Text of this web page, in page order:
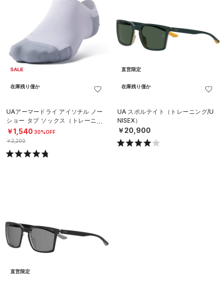
SALE
在庫残り僅か
UAアーマードライ アイソチル ノー
ショー タブ ソックス（トレーニン
グ/UNISEX）
￥1,540 30%OFF
￥2,200
直営限定
在庫残り僅か
UA スポルテイト（トレーニング/U
NISEX）
￥20,900
直営限定